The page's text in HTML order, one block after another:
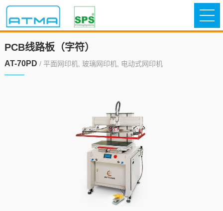
PCB线路板（字符）
AT-70PD / 平面网印机, 玻璃网印机, 电动式网印机